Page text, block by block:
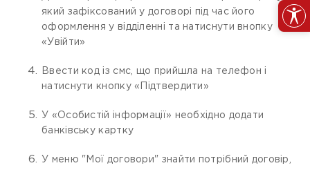
який зафіксований у договорі під час його
оформлення у відділенні та натиснути внопку
«Увійти»
Ввести код із смс, що прийшла на телефон і
натиснути кнопку «Підтвердити»
У «Особистій інформації» необхідно додати
банківську картку
У меню "Мої договори" знайти потрібний договір,